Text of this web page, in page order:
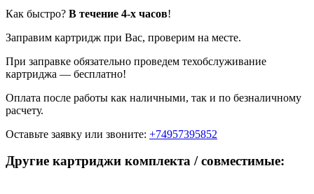
Как быстро? В течение 4-х часов!
Заправим картридж при Вас, проверим на месте.
При заправке обязательно проведем техобслуживание
картриджа — бесплатно!
Оплата после работы как наличными, так и по безналичному
расчету.
Оставьте заявку или звоните: +74957395852
Другие картриджи комплекта / совместимые: